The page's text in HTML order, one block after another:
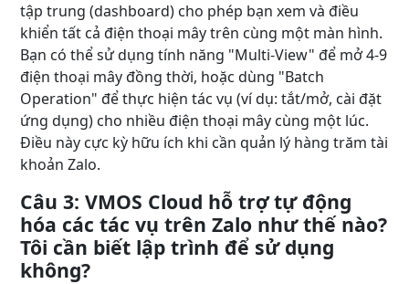
tập trung (dashboard) cho phép bạn xem và điều
khiển tất cả điện thoại mây trên cùng một màn hình.
Bạn có thể sử dụng tính năng "Multi-View" để mở 4-9
điện thoại mây đồng thời, hoặc dùng "Batch
Operation" để thực hiện tác vụ (ví dụ: tắt/mở, cài đặt
ứng dụng) cho nhiều điện thoại mây cùng một lúc.
Điều này cực kỳ hữu ích khi cần quản lý hàng trăm tài
khoản Zalo.
Câu 3: VMOS Cloud hỗ trợ tự động
hóa các tác vụ trên Zalo như thế nào?
Tôi cần biết lập trình để sử dụng
không?